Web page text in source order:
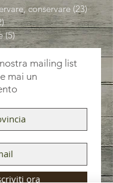
conservare (23)23 post
2 post
(5)5 post
mailing list
mai un
ora